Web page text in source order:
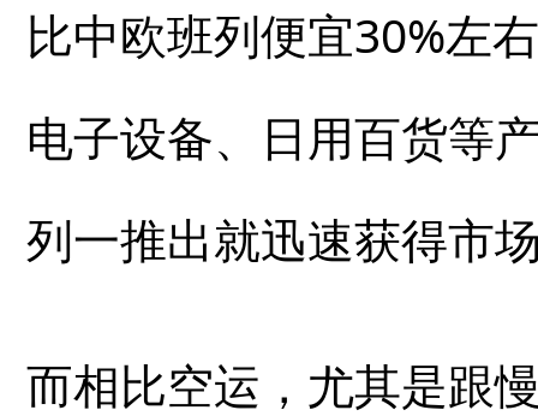
比中欧班列便宜30%左
电子设备、日用百货等
列一推出就迅速获得市
而相比空运，尤其是跟